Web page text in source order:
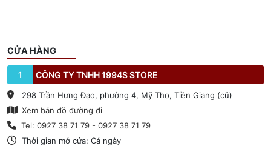
CỬA HÀNG
1 CÔNG TY TNHH 1994S STORE
298 Trần Hưng Đạo, phường 4, Mỹ Tho, Tiền Giang (cũ)
Xem bản đồ đường đi
Tel: 0927 38 71 79 - 0927 38 71 79
Thời gian mở cửa: Cả ngày